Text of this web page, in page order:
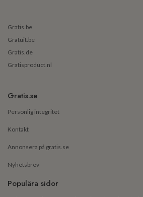
Gratis.be
Gratuit.be
Gratis.de
Gratisproduct.nl
Gratis.se
Personlig integritet
Kontakt
Annonsera på gratis.se
Nyhetsbrev
Populära sidor